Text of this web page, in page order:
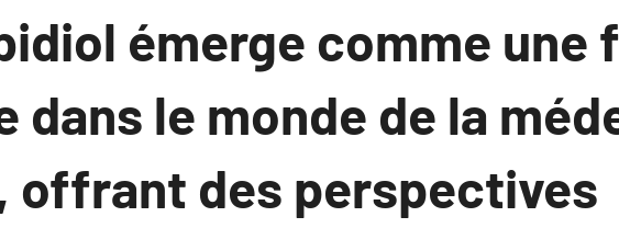
émerge comme une
dans le monde de la
offrant des perspectives